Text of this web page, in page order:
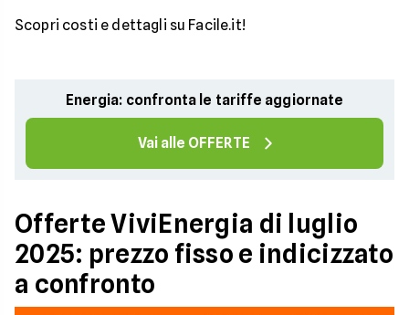
Scopri costi e dettagli su Facile.it!
Energia: confronta le tariffe aggiornate
Vai alle OFFERTE
Offerte ViviEnergia di luglio
2025: prezzo fisso e indicizzato
a confronto